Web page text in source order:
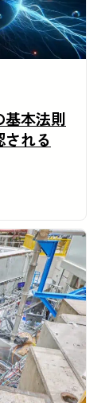
本法則
れる